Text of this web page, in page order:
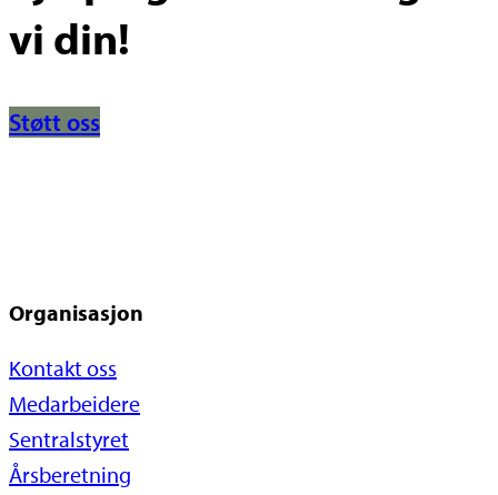
vi din!
Støtt oss
Organisasjon
Kontakt oss
Medarbeidere
Sentralstyret
Årsberetning